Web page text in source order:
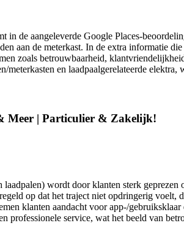
de aangeleverde Google Places-
aan de meterkast. In de extra informatie
zoals betrouwbaarheid,
en laadpaalgerelateerde
Meer | Particulier & Zakelijk!
wordt door klanten sterk
op dat het traject niet opdringerig
klanten aandacht voor app-/
professionele service, wat het beeld van